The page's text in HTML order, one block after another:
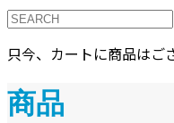
只今、カートに商品はご
商品